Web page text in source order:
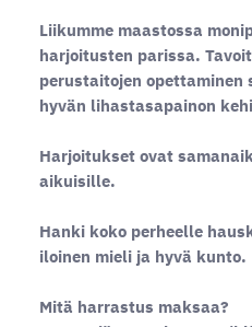
Liikumme maastossa
harjoitusten parissa.
perustaitojen opettaminen
hyvän lihastasapainon
Harjoitukset ovat
aikuisille.
Hanki koko perheelle
iloinen mieli ja hyvä kunto.
Mitä harrastus maksaa?